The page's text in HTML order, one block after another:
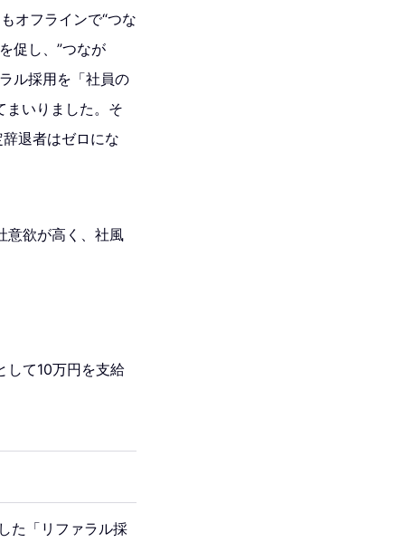
オフラインで“つな
促し、”つなが
ル採用を「社員の
まいりました。そ
退者はゼロにな
意欲が高く、社風
して10万円を支給
た「リファラル採